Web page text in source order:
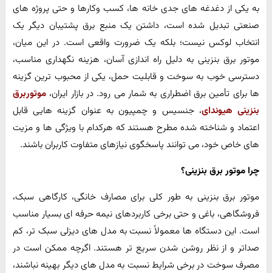
به یکی از دغدغه های جدی خانه ها، کسب وکارها و حتی پروژه های
صنعتی تبدیل شده است، داشتن یک منبع برق پشتیبان دیگر یک
انتخاب لوکس نیست؛ بلکه یک ضرورت واقعی است. در این میان،
موتور برق بنزینی به دلیل راه اندازی آسان، هزینه نگهداری مناسب،
دسترسی خوب به سوخت و قابلیت حمل، یکی از محبوب ترین گزینه
ها برای تأمین برق اضطراری به شمار می رود. در بازار ایران، موتوربرق
بنزینی هیوندای، جنسیس و چمپیون به عنوان گزینه هایی قابل
اعتماد و شناخته شده مطرح هستند که هرکدام با ویژگی ها و مزیت
های خاص خود، می توانند پاسخگوی نیازهای متفاوت کاربران باشند.
چرا موتور برق بنزینی؟
موتور برق بنزینی به طور کلی برای مصارف خانگی، کارگاهی سبک،
فروشگاهی، باغی و حتی برخی کاربردهای نیمه حرفه ای بسیار مناسب
است. این دستگاه ها معمولاً نسبت به مدل های دیزلی سبک تر، کم
صداتر و از نظر روشن شدن سریع تر هستند. اگرچه ممکن است در
مصرف سوخت در برخی شرایط نسبت به مدل های دیگر بهینه نباشند،